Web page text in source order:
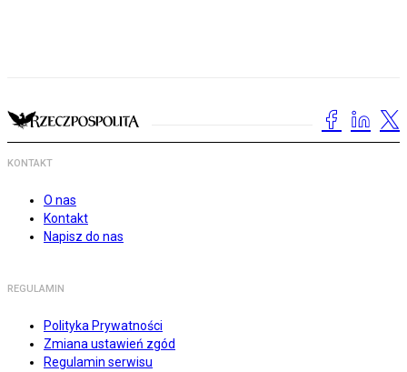
KONTAKT
O nas
Kontakt
Napisz do nas
REGULAMIN
Polityka Prywatności
Zmiana ustawień zgód
Regulamin serwisu